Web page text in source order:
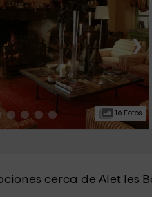
›
16 Fotos
cerca de Alet les